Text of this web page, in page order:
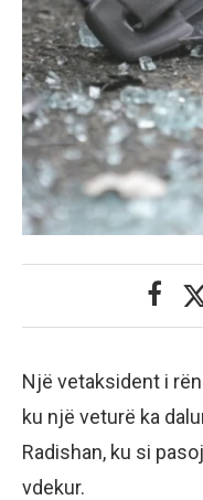
Një vetaksident i
ku një veturë ka
Radishan, ku si
vdekur.